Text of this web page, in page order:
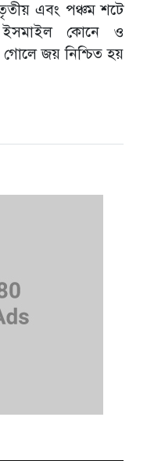
এবং পঞ্চম শটে
কোনে ও
জয় নিশ্চিত হয়